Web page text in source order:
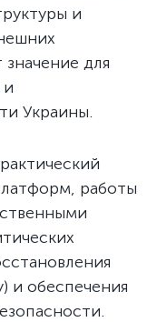
и
для
и
Украины.
работы
и обеспечения